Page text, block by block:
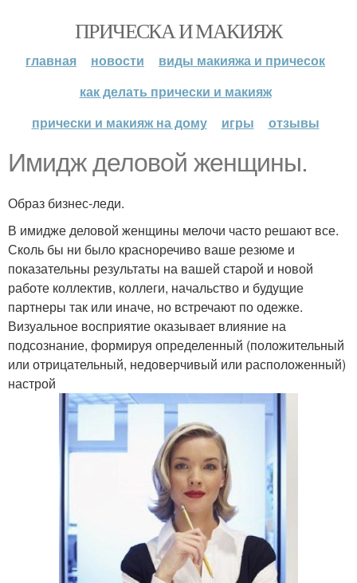
ПРИЧЕСКА И МАКИЯЖ
главная новости
виды макияжа и причесок
как делать прически и макияж
прически и макияж на дому
игры отзывы
Имидж деловой женщины.
Образ бизнес-леди.
В имидже деловой женщины мелочи часто решают все.
Сколь бы ни было красноречиво ваше резюме и
показательны результаты на вашей старой и новой
работе коллектив, коллеги, начальство и будущие
партнеры так или иначе, но встречают по одежке.
Визуальное восприятие оказывает влияние на
подсознание, формируя определенный (положительный
или отрицательный, недоверчивый или расположенный)
настрой